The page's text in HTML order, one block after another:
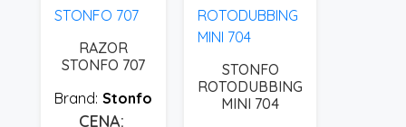
RAZOR
STONFO 707
Stonfo
STONFO
ROTODUBBING
MINI 704